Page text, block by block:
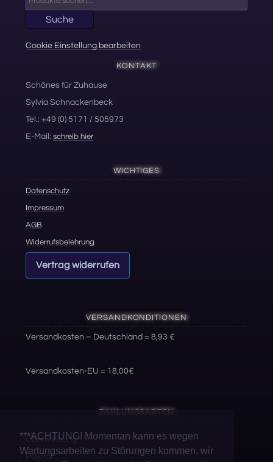
nach:
Suche
Cookie Einstellung bearbeiten
KONTAKT
Schönes für Zuhause
Sylvia Schnackenbeck
Tel.: +49 (0) 5171 / 505973
E-Mail:schreib hier
WICHTIGES
Datenschutz
Impressum
AGB
Widerrufsbelehrung
Vertrag widerrufen
VERSANDKONDITIONEN
Versandkosten – Deutschland = 8,93 €
Versandkosten-EU = 18,00€
ZAHLUNGSARTEN
Überweisung
PayPal
***ACHTUNG! Momentan kann es wegen
Wartungsarbeiten zu Störungen kommen, wir